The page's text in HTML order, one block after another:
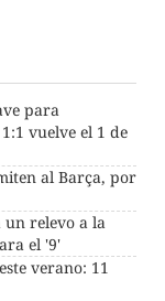
para
vuelve el 1 de
al Barça, por
un relevo a la
el '9'
verano: 11